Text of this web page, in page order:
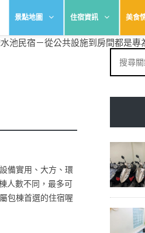
景點地圖 住宿資訊 美食
池民宿－從公共設施到房間都是專
備實用、大方、環
人數不同，最多可
包棟首選的住宿喔